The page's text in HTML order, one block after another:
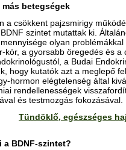
más betegségek
a csökkent pajzsmirigy
szintet mutattak ki.
olyan
kór, a gyorsabb öregedés és a
a Budai
hogy kutatók azt a meglepő
hormon elégtelenség által
rendellenességek
és testmozgás fokozásával.
Tündöklő, egészséges
a BDNF-szintet?